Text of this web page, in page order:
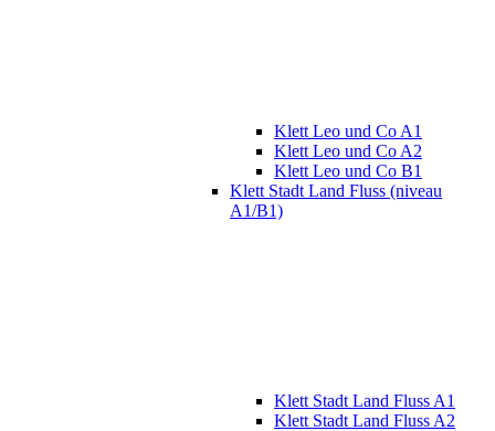
Klett Leo und Co A1
Klett Leo und Co A2
Klett Leo und Co B1
Klett Stadt Land Fluss (niveau
A1/B1)
Klett Stadt Land Fluss A1
Klett Stadt Land Fluss A2